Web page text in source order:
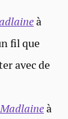
à
fil que
avec de
à